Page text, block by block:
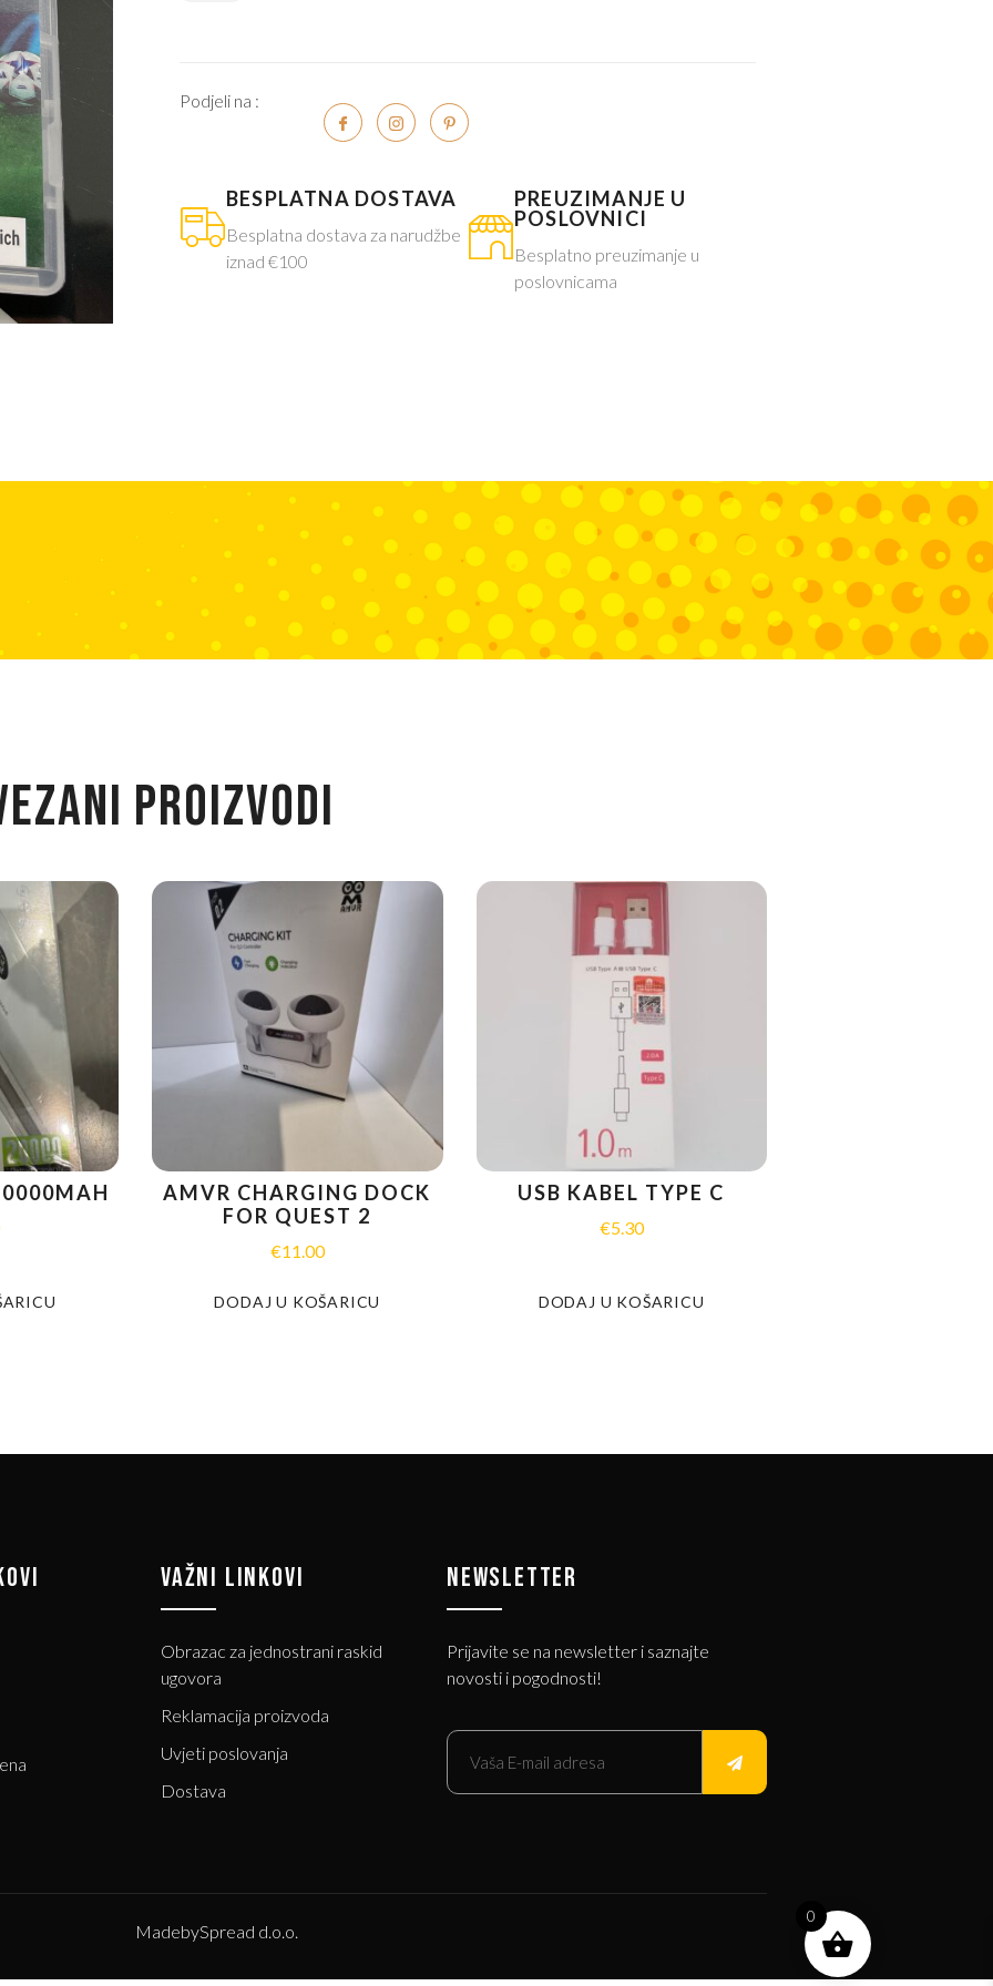
Podjeli na :
BESPLATNA DOSTAVA
Besplatna dostava za narudžbe
iznad €100
PREUZIMANJE U
POSLOVNICI
Besplatno preuzimanje u
poslovnicama
PROIZVODI
AMVR CHARGING DOCK
FOR QUEST 2
€11.00
DODAJ U KOŠARICU
USB KABEL TYPE C
€5.30
DODAJ U KOŠARICU
VAŽNI LINKOVI
Obrazac za jednostrani raskid
ugovora
Reklamacija proizvoda
Uvjeti poslovanja
Dostava
NEWSLETTER
Prijavite se na newsletter i saznajte
novosti i pogodnosti!
MadebySpread d.o.o.
0